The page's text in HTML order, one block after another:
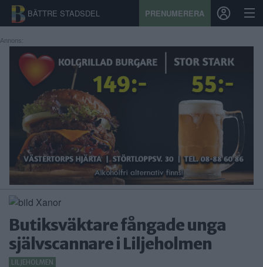
BÄTTRE STADSDEL PRENUMERERA
START
STADSDEL
PRENUMERATION
SPORT
ÅSIKTER
KALENDER
KONTAKT
SAMARBETEN
Annons:
Butiksväktare fångade unga
självscannare i Liljeholmen
LILJEHOLMEN